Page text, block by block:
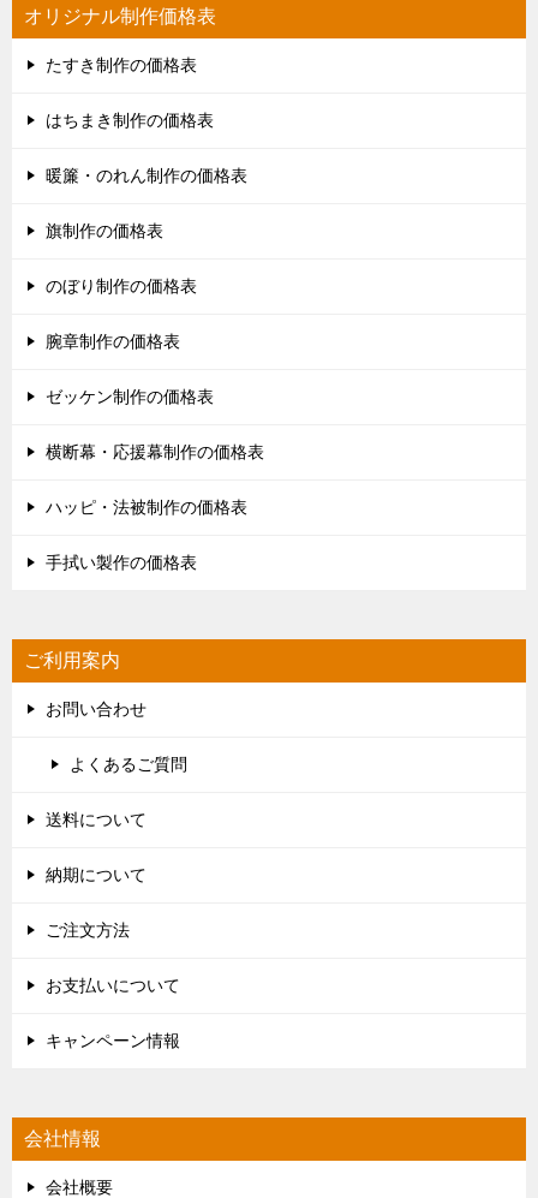
オリジナル制作価格表
たすき制作の価格表
はちまき制作の価格表
暖簾・のれん制作の価格表
旗制作の価格表
のぼり制作の価格表
腕章制作の価格表
ゼッケン制作の価格表
横断幕・応援幕制作の価格表
ハッピ・法被制作の価格表
手拭い製作の価格表
ご利用案内
お問い合わせ
よくあるご質問
送料について
納期について
ご注文方法
お支払いについて
キャンペーン情報
会社情報
会社概要